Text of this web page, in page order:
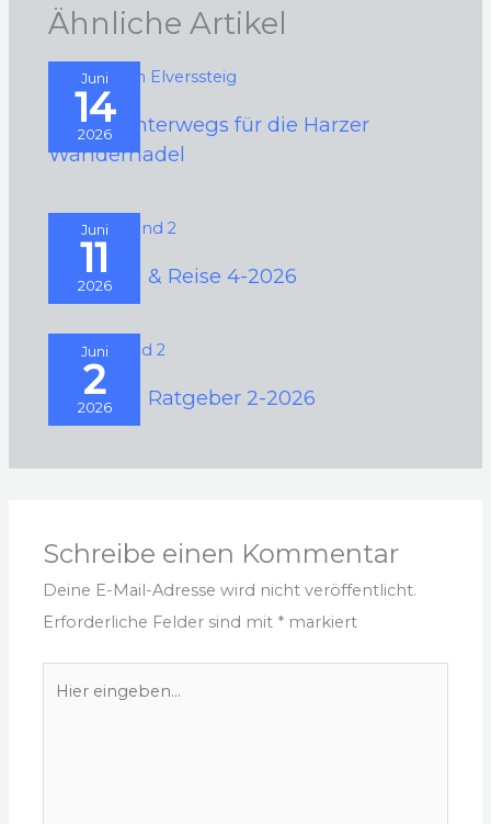
Ähnliche Artikel
Juni
14
2026
2026 – Unterwegs für die Harzer
Wandernadel
Juni
11
2026
Camping & Reise 4-2026
Juni
2
2026
Camping Ratgeber 2-2026
Schreibe einen Kommentar
Deine E-Mail-Adresse wird nicht veröffentlicht.
Erforderliche Felder sind mit * markiert